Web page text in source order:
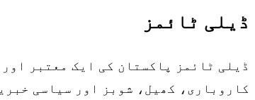
ڈیلی ٹائمز
ڈیلی ٹائمز پاکستان کی ایک معتبر
کاروباری، کھیل، شوبز اور سیاسی